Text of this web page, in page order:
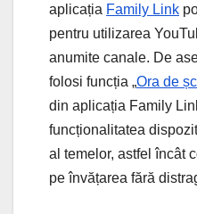
aplicația Family Link
pentru utilizarea
anumite canale. De
folosi funcția „Ora de
din aplicația Family
funcționalitatea
al temelor, astfel încât
pe învățarea fără